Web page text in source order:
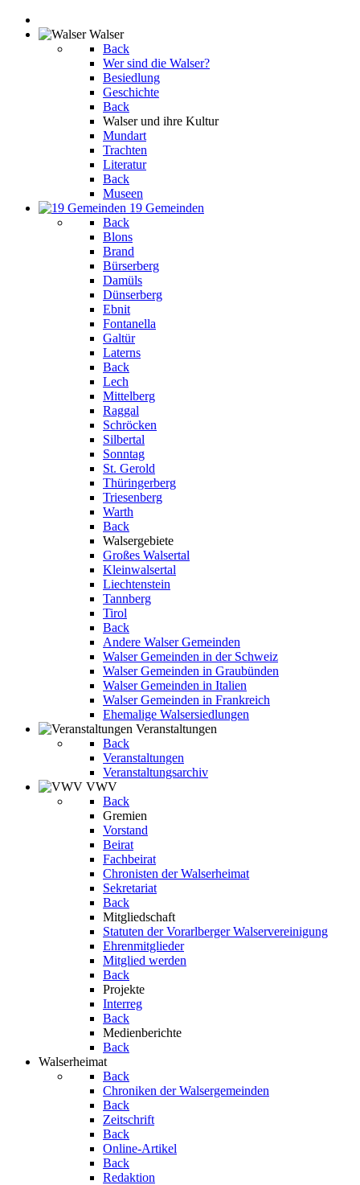
Walser
Back
Wer sind die Walser?
Besiedlung
Geschichte
Back
Walser und ihre Kultur
Mundart
Trachten
Literatur
Back
Museen
19 Gemeinden
Back
Blons
Brand
Bürserberg
Damüls
Dünserberg
Ebnit
Fontanella
Galtür
Laterns
Back
Lech
Mittelberg
Raggal
Schröcken
Silbertal
Sonntag
St. Gerold
Thüringerberg
Triesenberg
Warth
Back
Walsergebiete
Großes Walsertal
Kleinwalsertal
Liechtenstein
Tannberg
Tirol
Back
Andere Walser Gemeinden
Walser Gemeinden in der Schweiz
Walser Gemeinden in Graubünden
Walser Gemeinden in Italien
Walser Gemeinden in Frankreich
Ehemalige Walsersiedlungen
Veranstaltungen
Back
Veranstaltungen
Veranstaltungsarchiv
VWV
Back
Gremien
Vorstand
Beirat
Fachbeirat
Chronisten der Walserheimat
Sekretariat
Back
Mitgliedschaft
Statuten der Vorarlberger Walservereinigung
Ehrenmitglieder
Mitglied werden
Back
Projekte
Interreg
Back
Medienberichte
Back
Walserheimat
Back
Chroniken der Walsergemeinden
Back
Zeitschrift
Back
Online-Artikel
Back
Redaktion